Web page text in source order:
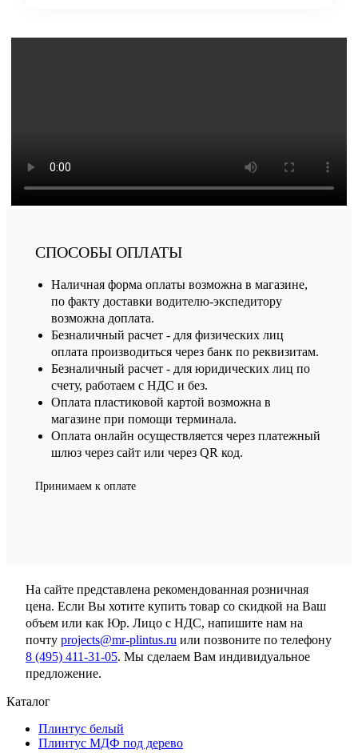
СПОСОБЫ ОПЛАТЫ
Наличная форма оплаты возможна в магазине,
по факту доставки водителю-экспедитору
возможна доплата.
Безналичный расчет - для физических лиц
оплата производиться через банк по реквизитам.
Безналичный расчет - для юридических лиц по
счету, работаем с НДС и без.
Оплата пластиковой картой возможна в
магазине при помощи терминала.
Оплата онлайн осуществляется через платежный
шлюз через сайт или через QR код.
Принимаем к оплате
На сайте представлена рекомендованная розничная
цена. Если Вы хотите купить товар со скидкой на Ваш
объем или как Юр. Лицо с НДС, напишите нам на
почту projects@mr-plintus.ru или позвоните по телефону
8 (495) 411-31-05. Мы сделаем Вам индивидуальное
предложение.
Каталог
Плинтус белый
Плинтус МДФ под дерево